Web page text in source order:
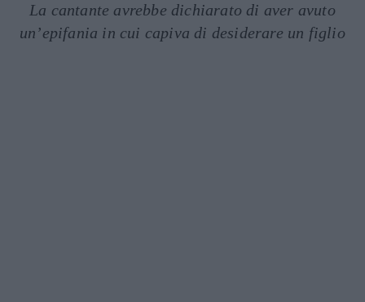
La cantante avrebbe dichiarato di aver avuto
un’epifania in cui capiva di desiderare un figlio